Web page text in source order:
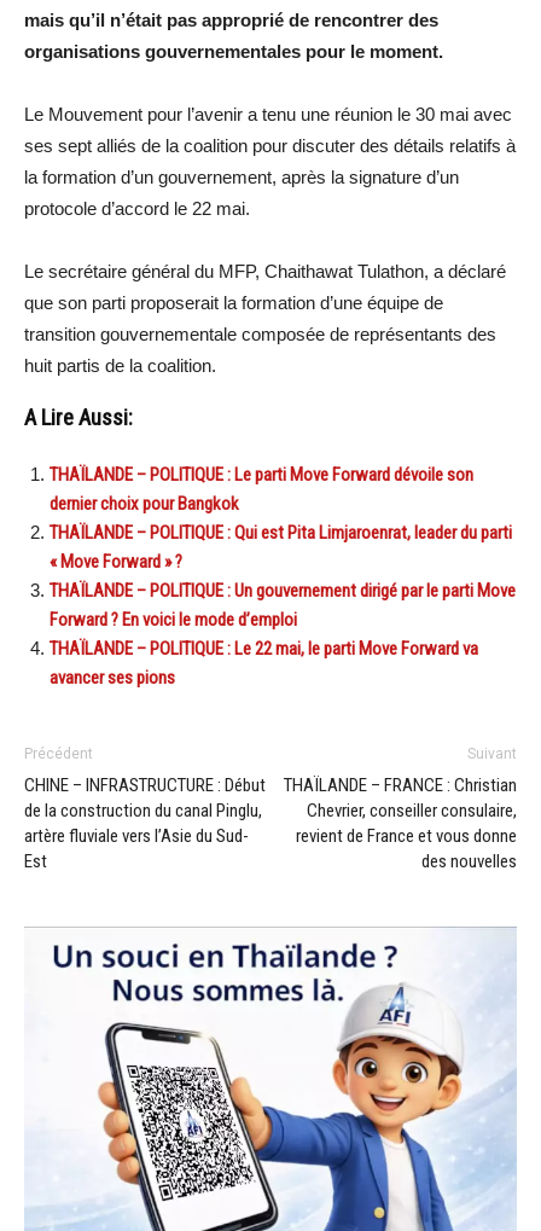
mais qu’il n’était pas approprié de rencontrer des
organisations gouvernementales pour le moment.
Le Mouvement pour l’avenir a tenu une réunion le 30 mai avec
ses sept alliés de la coalition pour discuter des détails relatifs à
la formation d’un gouvernement, après la signature d’un
protocole d’accord le 22 mai.
Le secrétaire général du MFP, Chaithawat Tulathon, a déclaré
que son parti proposerait la formation d’une équipe de
transition gouvernementale composée de représentants des
huit partis de la coalition.
A Lire Aussi:
THAÏLANDE – POLITIQUE : Le parti Move Forward dévoile son
dernier choix pour Bangkok
THAÏLANDE – POLITIQUE : Qui est Pita Limjaroenrat, leader du parti
« Move Forward » ?
THAÏLANDE – POLITIQUE : Un gouvernement dirigé par le parti Move
Forward ? En voici le mode d’emploi
THAÏLANDE – POLITIQUE : Le 22 mai, le parti Move Forward va
avancer ses pions
Précédent
CHINE – INFRASTRUCTURE : Début
de la construction du canal Pinglu,
artère fluviale vers l’Asie du Sud-
Est
Suivant
THAÏLANDE – FRANCE : Christian
Chevrier, conseiller consulaire,
revient de France et vous donne
des nouvelles